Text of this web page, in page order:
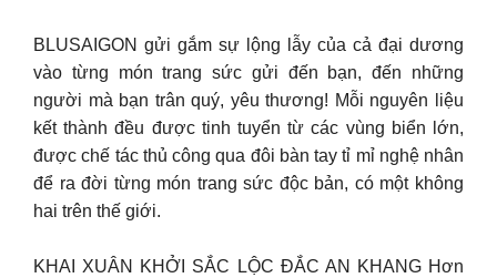
BLUSAIGON gửi gắm sự lộng lẫy của cả đại dương
vào từng món trang sức gửi đến bạn, đến những
người mà bạn trân quý, yêu thương! Mỗi nguyên liệu
kết thành đều được tinh tuyển từ các vùng biển lớn,
được chế tác thủ công qua đôi bàn tay tỉ mỉ nghệ nhân
để ra đời từng món trang sức độc bản, có một không
hai trên thế giới.
KHAI XUÂN KHỞI SẮC LỘC ĐẮC AN KHANG Hơn